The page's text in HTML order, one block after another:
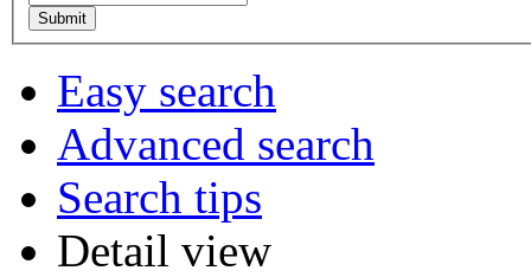
Easy search
Advanced search
Search tips
Detail view